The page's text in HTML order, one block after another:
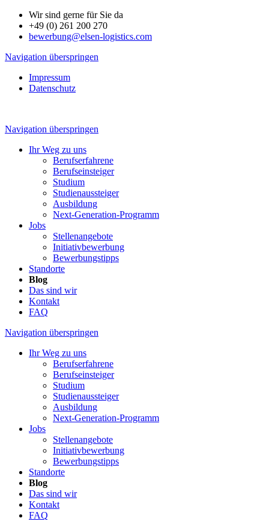
Wir sind gerne für Sie da
+49 (0) 261 200 270
bewerbung@elsen-logistics.com
Navigation überspringen
Impressum
Datenschutz
Navigation überspringen
Ihr Weg zu uns
Berufserfahrene
Berufseinsteiger
Studium
Studienaussteiger
Ausbildung
Next-Generation-Programm
Jobs
Stellenangebote
Initiativbewerbung
Bewerbungstipps
Standorte
Blog
Das sind wir
Kontakt
FAQ
Navigation überspringen
Ihr Weg zu uns
Berufserfahrene
Berufseinsteiger
Studium
Studienaussteiger
Ausbildung
Next-Generation-Programm
Jobs
Stellenangebote
Initiativbewerbung
Bewerbungstipps
Standorte
Blog
Das sind wir
Kontakt
FAQ